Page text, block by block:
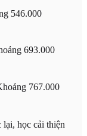
546.000
693.000
767.000
lại, học cải thiện